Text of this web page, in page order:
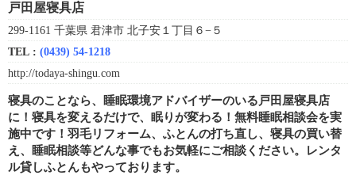
戸田屋寝具店
299-1161 千葉県 君津市 北子安１丁目６−５
TEL : (0439) 54-1218
http://todaya-shingu.com
寝具のことなら、睡眠環境アドバイザーのいる戸田屋寝具店
に！寝具を変えるだけで、眠りが変わる！無料睡眠相談会を実
施中です！羽毛リフォーム、ふとんの打ち直し、寝具の買い替
え、睡眠相談等どんな事でもお気軽にご相談ください。レンタ
ル貸しふとんもやっております。